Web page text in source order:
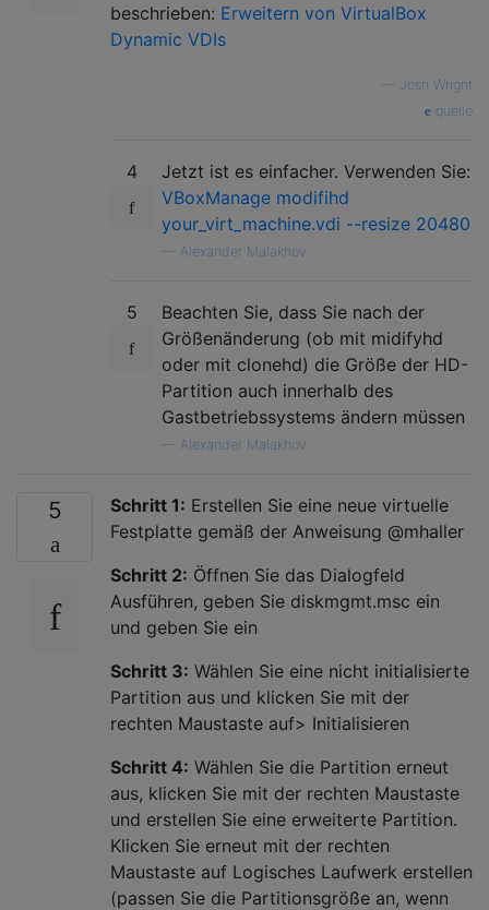
beschrieben: Erweitern von VirtualBox
Dynamic VDIs
Josh Wright
quelle
4
Jetzt ist es einfacher. Verwenden Sie:
VBoxManage modifihd
your_virt_machine.vdi --resize 20480
Alexander Malakhov
5
Beachten Sie, dass Sie nach der
Größenänderung (ob mit midifyhd
oder mit clonehd) die Größe der HD-
Partition auch innerhalb des
Gastbetriebssystems ändern müssen
Alexander Malakhov
5 Schritt 1: Erstellen Sie eine neue virtuelle
Festplatte gemäß der Anweisung @mhaller
Schritt 2: Öffnen Sie das Dialogfeld
Ausführen, geben Sie diskmgmt.msc ein
und geben Sie ein
Schritt 3: Wählen Sie eine nicht initialisierte
Partition aus und klicken Sie mit der
rechten Maustaste auf> Initialisieren
Schritt 4: Wählen Sie die Partition erneut
aus, klicken Sie mit der rechten Maustaste
und erstellen Sie eine erweiterte Partition.
Klicken Sie erneut mit der rechten
Maustaste auf Logisches Laufwerk erstellen
(passen Sie die Partitionsgröße an, wenn